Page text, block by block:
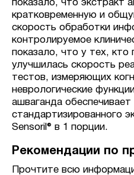
показало, что экстракт
кратковременную и
скорость обработки
контролируемое
показало, что у тех, кто
улучшилась скорость
тестов, измеряющих
неврологические
ашваганда обеспечивает
стандартизированного
Sensoril® в 1 порции.
Рекомендации по
Прочтите всю